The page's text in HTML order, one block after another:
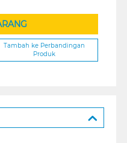
Tambah ke Perbandingan
Produk